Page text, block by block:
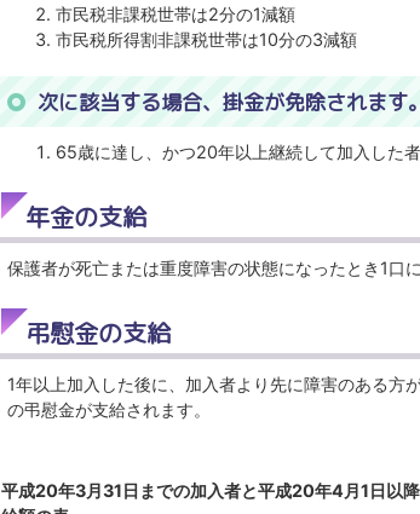
市民税非課税世帯は2分の1減額
市民税所得割非課税世帯は10分の3減額
次に該当する場合、掛金が免除されます。
65歳に達し、かつ20年以上継続して加入した者
年金の支給
保護者が死亡または重度障害の状態になったとき1口
弔慰金の支給
1年以上加入した後に、加入者より先に障害のある方
の弔慰金が支給されます。
平成20年3月31日までの加入者と平成20年4月1日以